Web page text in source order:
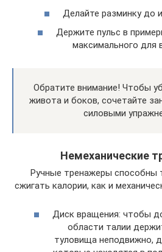
Делайте разминку до
Держите пульс в
максимального для
Обратите внимание! Чтобы
живота и боков, сочетайте
силовыми
Немеханические
Ручные тренажеры способны
сжигать калории, как и
Диск вращения: чтобы
области талии
туловища неподвижно,